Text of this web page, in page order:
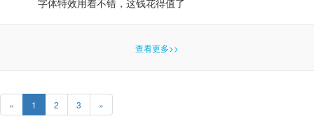
字体特效用着不错，这钱花得值了
查看更多>>
« 1 2 3 »